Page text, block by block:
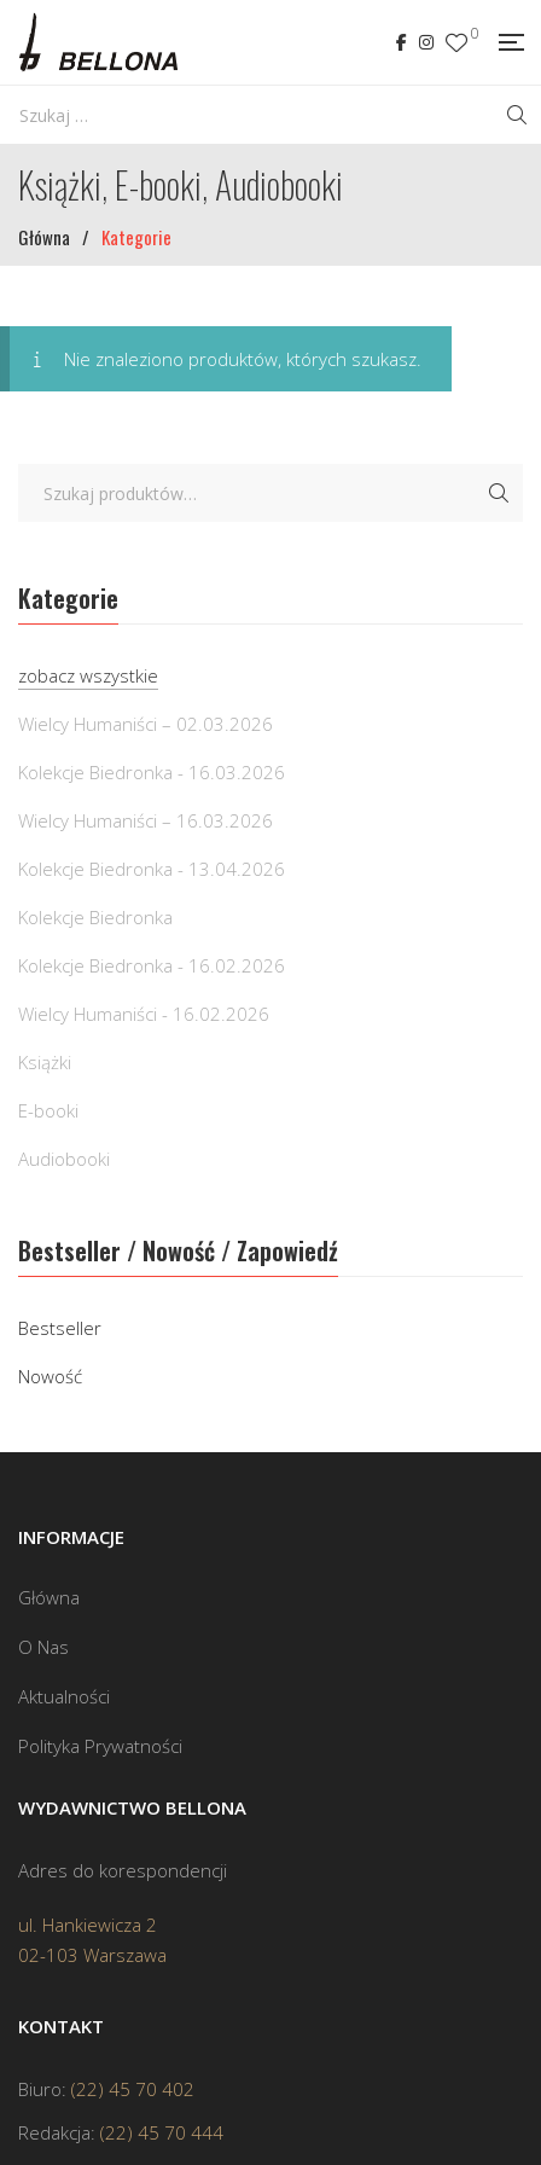
0
Książki, E-booki, Audiobooki
Główna / Kategorie
Nie znaleziono produktów, których szukasz.
Kategorie
zobacz wszystkie
Wielcy Humaniści – 02.03.2026
Kolekcje Biedronka - 16.03.2026
Wielcy Humaniści – 16.03.2026
Kolekcje Biedronka - 13.04.2026
Kolekcje Biedronka
Kolekcje Biedronka - 16.02.2026
Wielcy Humaniści - 16.02.2026
Książki
E-booki
Audiobooki
Bestseller / Nowość / Zapowiedź
Bestseller
Nowość
INFORMACJE
Główna
O Nas
Aktualności
Polityka Prywatności
WYDAWNICTWO BELLONA
Adres do korespondencji
ul. Hankiewicza 2
02-103 Warszawa
KONTAKT
Biuro: (22) 45 70 402
Redakcja: (22) 45 70 444